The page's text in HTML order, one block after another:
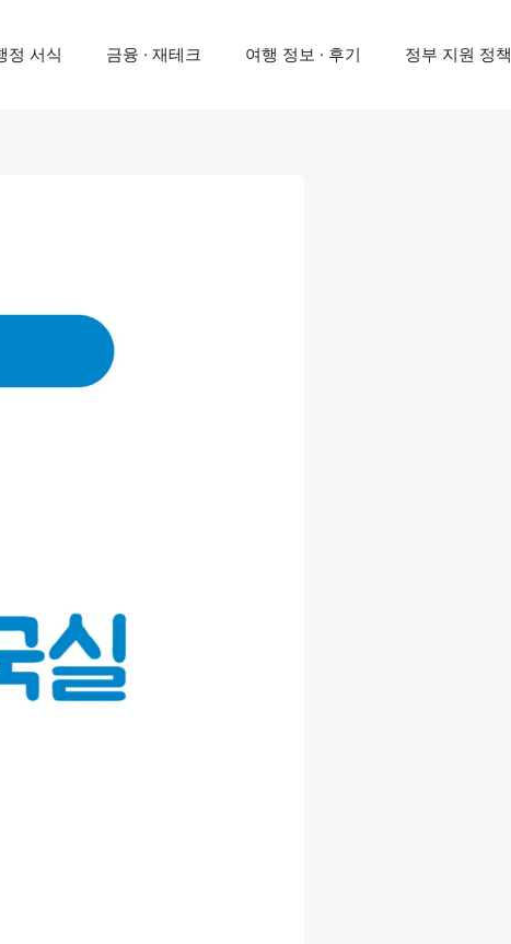
정 서식 금융 · 재테크 여행 정보 · 후기 정부 지원 정책